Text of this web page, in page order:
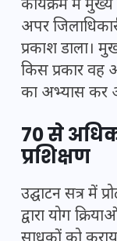
कार्यक्रम में
अपर
प्रकाश डाला।
किस प्रकार वह
का अभ्यास कर
70 से
प्रशिक्षण
उद्घाटन सत्र में
द्वारा योग